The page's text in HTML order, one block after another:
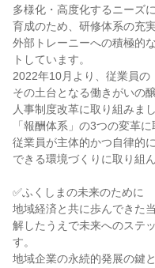
多様化・高度化するニーズ
育成のため、研修体系の充実
外部トレーニーへの積極的
トしています。
2022年10月より、従業員の
その土台となる働きがいの
人事制度改革に取り組みま
「報酬体系」の3つの変革
従業員が主体的かつ自律的
できる環境づくりに取り組
✅ふくしまの未来のために
地域経済と共に歩んできた
解したうえで未来へのステ
す。
地域企業の永続的発展の鍵